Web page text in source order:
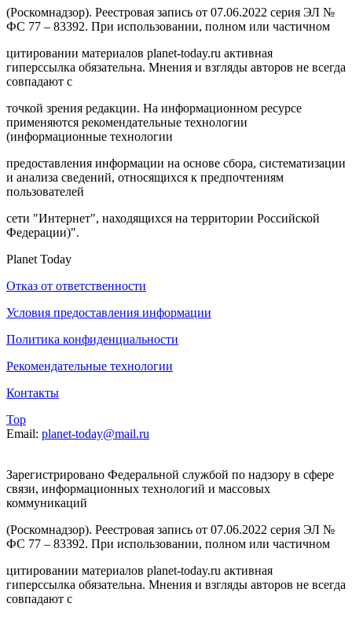
(Роскомнадзор). Реестровая запись от 07.06.2022 серия ЭЛ №
ФС 77 – 83392. При использовании, полном или частичном
цитировании материалов planet-today.ru активная
гиперссылка обязательна. Мнения и взгляды авторов не всегда
совпадают с
точкой зрения редакции. На информационном ресурсе
применяются рекомендательные технологии
(информационные технологии
предоставления информации на основе сбора, систематизации
и анализа сведений, относящихся к предпочтениям
пользователей
сети "Интернет", находящихся на территории Российской
Федерации)".
Planet Today
Отказ от ответственности
Условия предоставления информации
Политика конфиденциальности
Рекомендательные технологии
Контакты
Top
Email: planet-today@mail.ru
Зарегистрировано Федеральной службой по надзору в сфере
связи, информационных технологий и массовых
коммуникаций
(Роскомнадзор). Реестровая запись от 07.06.2022 серия ЭЛ №
ФС 77 – 83392. При использовании, полном или частичном
цитировании материалов planet-today.ru активная
гиперссылка обязательна. Мнения и взгляды авторов не всегда
совпадают с